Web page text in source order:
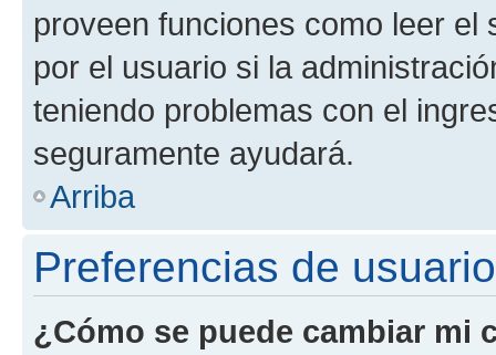
proveen funciones como leer el
por el usuario si la
teniendo problemas con el
seguramente ayudará.
Arriba
Preferencias de
¿Cómo se puede cambiar mi